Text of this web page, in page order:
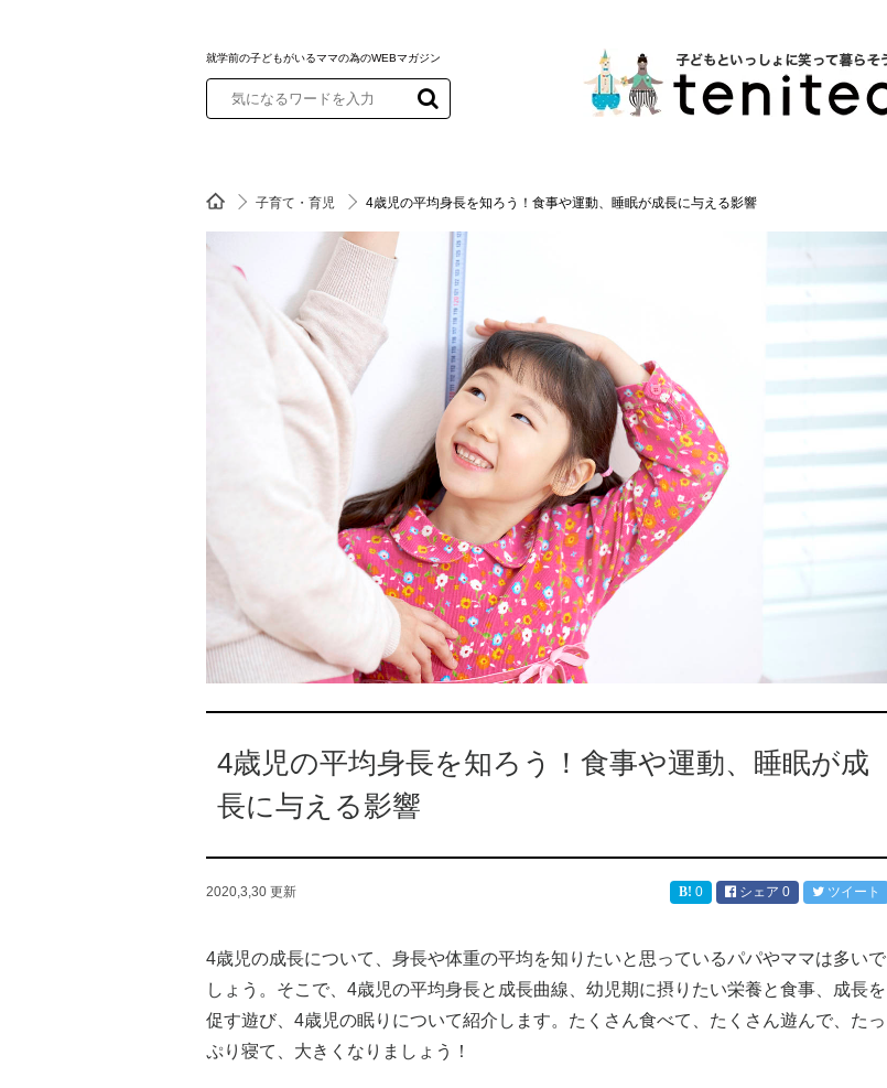
就学前の子どもがいるママの為のWEBマガジン
子育て・育児 4歳児の平均身長を知ろう！食事や運動、睡眠が成長に与える影響
4歳児の平均身長を知ろう！食事や運動、睡眠が成
長に与える影響
2020,3,30 更新 0 シェア 0 ツイート
4歳児の成長について、身長や体重の平均を知りたいと思っているパパやママは多いで
しょう。そこで、4歳児の平均身長と成長曲線、幼児期に摂りたい栄養と食事、成長を
促す遊び、4歳児の眠りについて紹介します。たくさん食べて、たくさん遊んで、たっ
ぷり寝て、大きくなりましょう！